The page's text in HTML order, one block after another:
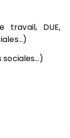
travail, DUE,
sociales…)